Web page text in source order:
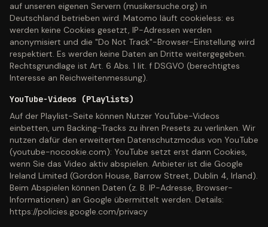
auf unseren eigenen Servern (musikersuche.org) in
Deutschland betrieben wird. Matomo läuft cookieless: es
werden keine Cookies gesetzt, IP-Adressen werden
anonymisiert und die "Do Not Track"-Browser-Einstellung wird
respektiert. Es werden keine Daten an Dritte weitergegeben.
Rechtsgrundlage ist Art. 6 Abs. 1 lit. f DSGVO (berechtigtes
Interesse an Reichweitenmessung).
YouTube-Videos (Playlists)
Auf der Playlist-Seite können Nutzer YouTube-Videos
einbetten, um Backing-Tracks zu ihren Presets zu verlinken. Wir
nutzen dafür den erweiterten Datenschutzmodus von YouTube
(youtube-nocookie.com): YouTube setzt erst dann Cookies,
wenn Sie das Video aktiv abspielen. Anbieter ist die Google
Ireland Limited (Gordon House, Barrow Street, Dublin 4, Irland).
Beim Abspielen können Daten (z. B. IP-Adresse, Browser-
Informationen) an Google übermittelt werden. Details:
https://policies.google.com/privacy